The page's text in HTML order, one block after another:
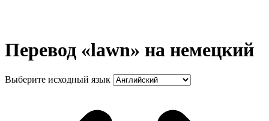
Перевод «lawn» на немецкий
Выберите исходный язык